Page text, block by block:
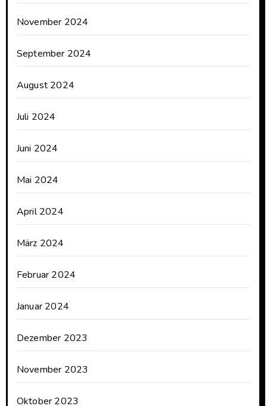
November 2024
September 2024
August 2024
Juli 2024
Juni 2024
Mai 2024
April 2024
März 2024
Februar 2024
Januar 2024
Dezember 2023
November 2023
Oktober 2023